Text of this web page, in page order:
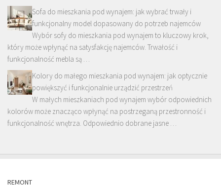
Sofa do mieszkania pod wynajem: jak wybrać trwały i
funkcjonalny model dopasowany do potrzeb najemców
Wybór sofy do mieszkania pod wynajem to kluczowy krok,
który może wpłynąć na satysfakcję najemców. Trwałość i
funkcjonalność mebla są …
Kolory do małego mieszkania pod wynajem: jak optycznie
powiększyć i funkcjonalnie urządzić przestrzeń
W małych mieszkaniach pod wynajem wybór odpowiednich
kolorów może znacząco wpłynąć na postrzeganą przestronność i
funkcjonalność wnętrza. Odpowiednio dobrane jasne …
REMONT